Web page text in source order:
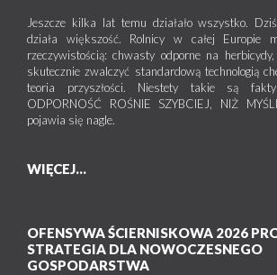
Jeszcze kilka lat temu działało wszystko.
działa większość. Rolnicy w całej Europie
rzeczywistością: chwasty odporne na
skutecznie zwalczyć standardową technologią
teoria przyszłości. Niestety takie są
ODPORNOŚĆ ROŚNIE SZYBCIEJ, NIŻ
pojawia się nagle.
WIĘCEJ...
OFENSYWA ŚCIERNISKOWA 2026
STRATEGIA DLA NOWOCZESNEGO
GOSPODARSTWA